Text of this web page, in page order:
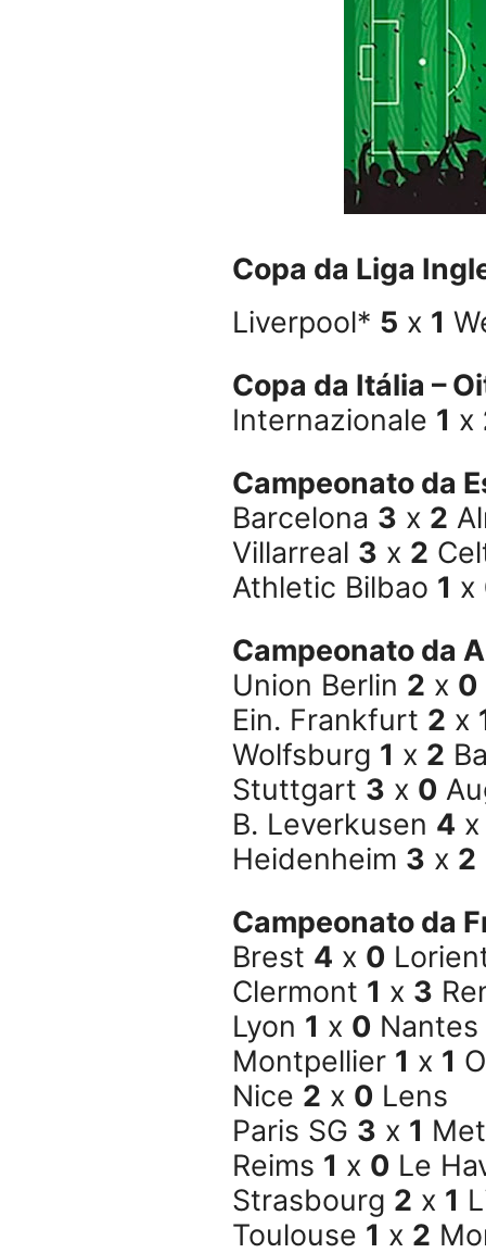
Copa da Liga
Liverpool* 5 x 1
Copa da Itália –
Internazionale 1 x
Campeonato da
Barcelona 3 x 2
Villarreal 3 x 2
Athletic Bilbao 1 x
Campeonato da
Union Berlin 2 x 0
Ein. Frankfurt 2 x
Wolfsburg 1 x 2
Stuttgart 3 x 0
B. Leverkusen 4
Heidenheim 3 x 2
Campeonato da
Brest 4 x 0
Clermont 1 x 3
Lyon 1 x 0 Nantes
Montpellier 1 x 1
Nice 2 x 0 Lens
Paris SG 3 x 1
Reims 1 x 0 Le
Strasbourg 2 x 1
Toulouse 1 x 2